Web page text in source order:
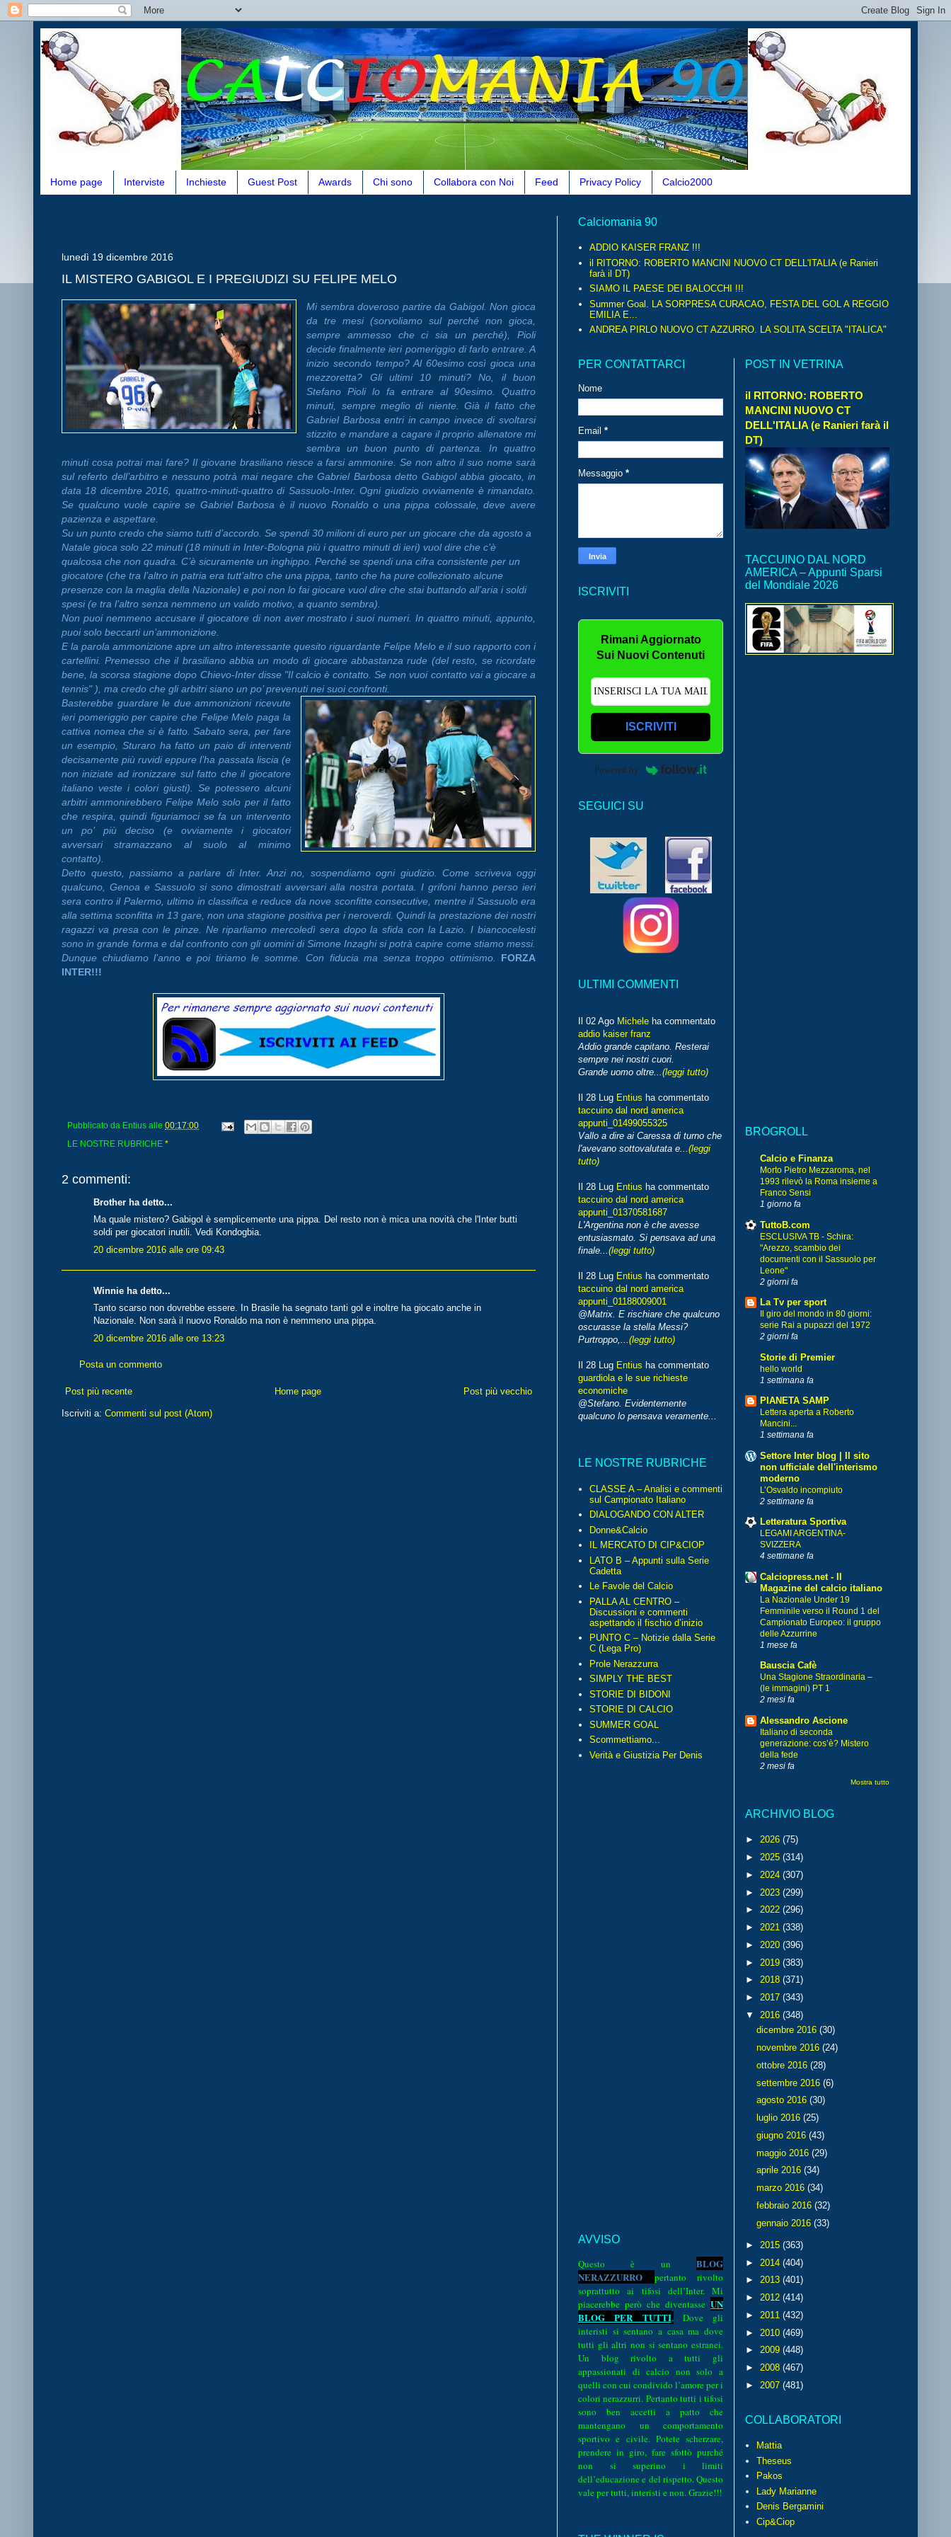
Home page Interviste Inchieste Guest Post Awards Chi sono Collabora con Noi Feed Privacy Policy Calcio2000
lunedì 19 dicembre 2016
IL MISTERO GABIGOL E I PREGIUDIZI SU FELIPE MELO
Mi sembra doveroso partire da Gabigol. Non gioca
da tre mesi (sorvoliamo sul perché non gioca,
sempre ammesso che ci sia un perché), Pioli
decide finalmente ieri pomeriggio di farlo entrare. A
inizio secondo tempo? Al 60esimo così gioca una
mezzoretta? Gli ultimi 10 minuti? No, il buon
Stefano Pioli lo fa entrare al 90esimo. Quattro
minuti, sempre meglio di niente. Già il fatto che
Gabriel Barbosa entri in campo invece di svoltarsi
stizzito e mandare a cagare il proprio allenatore mi
sembra un buon punto di partenza. In quattro
minuti cosa potrai mai fare? Il giovane brasiliano riesce a farsi ammonire. Se non altro il suo nome sarà
sul referto dell’arbitro e nessuno potrà mai negare che Gabriel Barbosa detto Gabigol abbia giocato, in
data 18 dicembre 2016, quattro-minuti-quattro di Sassuolo-Inter. Ogni giudizio ovviamente è rimandato.
Se qualcuno vuole capire se Gabriel Barbosa è il nuovo Ronaldo o una pippa colossale, deve avere
pazienza e aspettare.
Su un punto credo che siamo tutti d’accordo. Se spendi 30 milioni di euro per un giocare che da agosto a
Natale gioca solo 22 minuti (18 minuti in Inter-Bologna più i quattro minuti di ieri) vuol dire che c’è
qualcosa che non quadra. C’è sicuramente un inghippo. Perché se spendi una cifra consistente per un
giocatore (che tra l’altro in patria era tutt’altro che una pippa, tanto che ha pure collezionato alcune
presenze con la maglia della Nazionale) e poi non lo fai giocare vuol dire che stai buttando all’aria i soldi
spesi (e tra l’altro senza nemmeno un valido motivo, a quanto sembra).
Non puoi nemmeno accusare il giocatore di non aver mostrato i suoi numeri. In quattro minuti, appunto,
puoi solo beccarti un’ammonizione.
E la parola ammonizione apre un altro interessante quesito riguardante Felipe Melo e il suo rapporto con i
cartellini. Premesso che il brasiliano abbia un modo di giocare abbastanza rude (del resto, se ricordate
bene, la scorsa stagione dopo Chievo-Inter disse "Il calcio è contatto. Se non vuoi contatto vai a giocare a
tennis" ), ma credo che gli arbitri siano un po’ prevenuti nei suoi confronti.
Basterebbe guardare le due ammonizioni ricevute
ieri pomeriggio per capire che Felipe Melo paga la
cattiva nomea che si è fatto. Sabato sera, per fare
un esempio, Sturaro ha fatto un paio di interventi
decisamente più ruvidi eppure l’ha passata liscia (e
non iniziate ad ironizzare sul fatto che il giocatore
italiano veste i colori giusti). Se potessero alcuni
arbitri ammonirebbero Felipe Melo solo per il fatto
che respira, quindi figuriamoci se fa un intervento
un po’ più deciso (e ovviamente i giocatori
avversari stramazzano al suolo al minimo
contatto).
Detto questo, passiamo a parlare di Inter. Anzi no, sospendiamo ogni giudizio. Come scriveva oggi
qualcuno, Genoa e Sassuolo si sono dimostrati avversari alla nostra portata. I grifoni hanno perso ieri
sera contro il Palermo, ultimo in classifica e reduce da nove sconfitte consecutive, mentre il Sassuolo era
alla settima sconfitta in 13 gare, non una stagione positiva per i neroverdi. Quindi la prestazione dei nostri
ragazzi va presa con le pinze. Ne riparliamo mercoledì sera dopo la sfida con la Lazio. I biancocelesti
sono in grande forma e dal confronto con gli uomini di Simone Inzaghi si potrà capire come stiamo messi.
Dunque chiudiamo l’anno e poi tiriamo le somme. Con fiducia ma senza troppo ottimismo.
FORZA
INTER!!!
Pubblicato da Entius alle 00:17:00
LE NOSTRE RUBRICHE *
2 commenti:
Brother ha detto...
Ma quale mistero? Gabigol è semplicemente una pippa. Del resto non è mica una novità che l'Inter butti
soldi per giocatori inutili. Vedi Kondogbia.
20 dicembre 2016 alle ore 09:43
Winnie ha detto...
Tanto scarso non dovrebbe essere. In Brasile ha segnato tanti gol e inoltre ha giocato anche in
Nazionale. Non sarà il nuovo Ronaldo ma non è nemmeno una pippa.
20 dicembre 2016 alle ore 13:23
Posta un commento
Post più recente Post più vecchio
Home page
Iscriviti a: Commenti sul post (Atom)
Calciomania 90
ADDIO KAISER FRANZ !!!
il RITORNO: ROBERTO MANCINI NUOVO CT DELL'ITALIA (e Ranieri
farà il DT)
SIAMO IL PAESE DEI BALOCCHI !!!
Summer Goal. LA SORPRESA CURACAO, FESTA DEL GOL A REGGIO
EMILIA E...
ANDREA PIRLO NUOVO CT AZZURRO. LA SOLITA SCELTA "ITALICA"
PER CONTATTARCI
Nome
Email *
Messaggio *
ISCRIVITI
Rimani Aggiornato
Sui Nuovi Contenuti
ISCRIVITI
Powered by
SEGUICI SU
ULTIMI COMMENTI
Il 02 Ago Michele ha commentato
addio kaiser franz
Addio grande capitano. Resterai
sempre nei nostri cuori.
Grande uomo oltre...(leggi tutto)
Il 28 Lug Entius ha commentato
taccuino dal nord america
appunti_01499055325
Vallo a dire ai Caressa di turno che
l'avevano sottovalutata e...(leggi
tutto)
Il 28 Lug Entius ha commentato
taccuino dal nord america
appunti_01370581687
L'Argentina non è che avesse
entusiasmato. Si pensava ad una
finale...(leggi tutto)
Il 28 Lug Entius ha commentato
taccuino dal nord america
appunti_01188009001
@Matrix. E rischiare che qualcuno
oscurasse la stella Messi?
Purtroppo,...(leggi tutto)
Il 28 Lug Entius ha commentato
guardiola e le sue richieste
economiche
@Stefano. Evidentemente
qualcuno lo pensava veramente...
LE NOSTRE RUBRICHE
CLASSE A – Analisi e commenti
sul Campionato Italiano
DIALOGANDO CON ALTER
Donne&Calcio
IL MERCATO DI CIP&CIOP
LATO B – Appunti sulla Serie
Cadetta
Le Favole del Calcio
PALLA AL CENTRO –
Discussioni e commenti
aspettando il fischio d’inizio
PUNTO C – Notizie dalla Serie
C (Lega Pro)
Prole Nerazzurra
SIMPLY THE BEST
STORIE DI BIDONI
STORIE DI CALCIO
SUMMER GOAL
Scommettiamo...
Verità e Giustizia Per Denis
AVVISO
Questo è un BLOG
NERAZZURRO pertanto rivolto
soprattutto ai tifosi dell’Inter. Mi
piacerebbe però che diventasse UN
BLOG PER TUTTI.
Dove gli
interisti si sentano a casa ma dove
tutti gli altri non si sentano estranei.
Un blog rivolto a tutti gli
appassionati di calcio non solo a
quelli con cui condivido l’amore per i
colori nerazzurri. Pertanto tutti i tifosi
sono ben accetti a patto che
mantengano un comportamento
sportivo e civile. Potete scherzare,
prendere in giro, fare sfottò purché
non si superino i limiti
dell’educazione e del rispetto. Questo
vale per tutti, interisti e non. Grazie!!!
POST IN VETRINA
il RITORNO: ROBERTO
MANCINI NUOVO CT
DELL'ITALIA (e Ranieri farà il
DT)
TACCUINO DAL NORD
AMERICA – Appunti Sparsi
del Mondiale 2026
BROGROLL
Calcio e Finanza
Morto Pietro Mezzaroma, nel
1993 rilevò la Roma insieme a
Franco Sensi
1 giorno fa
TuttoB.com
ESCLUSIVA TB - Schira:
"Arezzo, scambio dei
documenti con il Sassuolo per
Leone"
2 giorni fa
La Tv per sport
Il giro del mondo in 80 giorni:
serie Rai a pupazzi del 1972
2 giorni fa
Storie di Premier
hello world
1 settimana fa
PIANETA SAMP
Lettera aperta a Roberto
Mancini...
1 settimana fa
Settore Inter blog | Il sito
non ufficiale dell'interismo
moderno
L’Osvaldo incompiuto
2 settimane fa
Letteratura Sportiva
LEGAMI ARGENTINA-
SVIZZERA
4 settimane fa
Calciopress.net - Il
Magazine del calcio italiano
La Nazionale Under 19
Femminile verso il Round 1 del
Campionato Europeo: il gruppo
delle Azzurrine
1 mese fa
Bauscia Cafè
Una Stagione Straordinaria –
(le immagini) PT 1
2 mesi fa
Alessandro Ascione
Italiano di seconda
generazione: cos’è? Mistero
della fede
2 mesi fa
Mostra tutto
ARCHIVIO BLOG
► 2026 (75)
► 2025 (314)
► 2024 (307)
► 2023 (299)
► 2022 (296)
► 2021 (338)
► 2020 (396)
► 2019 (383)
► 2018 (371)
► 2017 (343)
▼ 2016 (348)
dicembre 2016 (30)
novembre 2016 (24)
ottobre 2016 (28)
settembre 2016 (6)
agosto 2016 (30)
luglio 2016 (25)
giugno 2016 (43)
maggio 2016 (29)
aprile 2016 (34)
marzo 2016 (34)
febbraio 2016 (32)
gennaio 2016 (33)
► 2015 (363)
► 2014 (404)
► 2013 (401)
► 2012 (414)
► 2011 (432)
► 2010 (469)
► 2009 (448)
► 2008 (467)
► 2007 (481)
COLLABORATORI
Mattia
Theseus
Pakos
Lady Marianne
Denis Bergamini
Cip&Ciop